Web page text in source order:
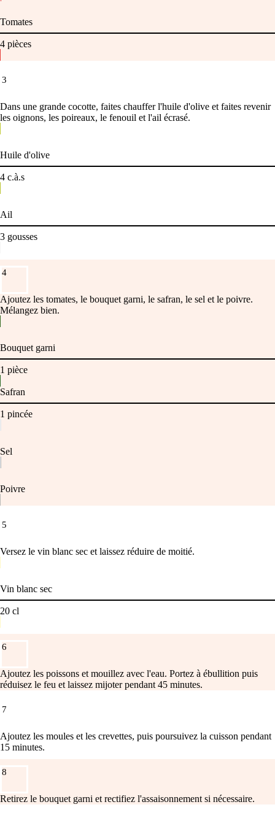
Tomates
4 pièces
3
Dans une grande cocotte, faites chauffer l'huile d'olive et faites revenir
les oignons, les poireaux, le fenouil et l'ail écrasé.
Huile d'olive
4 c.à.s
Ail
3 gousses
4
Ajoutez les tomates, le bouquet garni, le safran, le sel et le poivre.
Mélangez bien.
Bouquet garni
1 pièce
Safran
1 pincée
Sel
Poivre
5
Versez le vin blanc sec et laissez réduire de moitié.
Vin blanc sec
20 cl
6
Ajoutez les poissons et mouillez avec l'eau. Portez à ébullition puis
réduisez le feu et laissez mijoter pendant 45 minutes.
7
Ajoutez les moules et les crevettes, puis poursuivez la cuisson pendant
15 minutes.
8
Retirez le bouquet garni et rectifiez l'assaisonnement si nécessaire.